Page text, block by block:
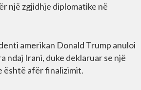
një zgjidhje diplomatike në
amerikan Donald Trump anuloi
ndaj Irani, duke deklaruar se një
është afër finalizimit.